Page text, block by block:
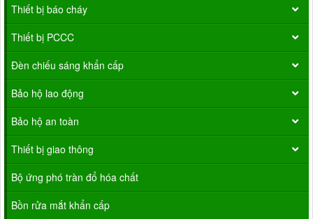
Thiết bị báo cháy
Thiết bị PCCC
Đèn chiếu sáng khẩn cấp
Bảo hộ lao động
Bảo hộ an toàn
Thiết bị giao thông
Bộ ứng phó tràn đổ hóa chất
Bồn rửa mắt khẩn cấp